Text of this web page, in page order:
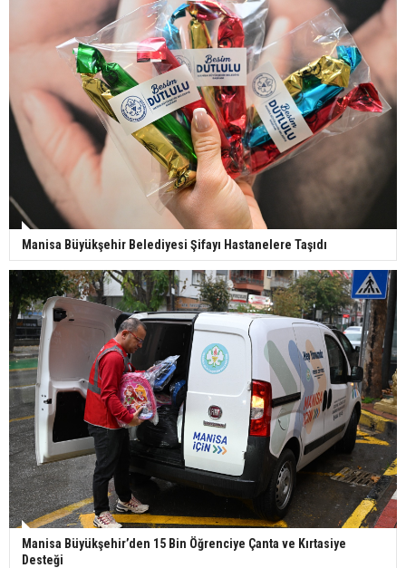
Manisa Büyükşehir Belediyesi Şifayı Hastanelere Taşıdı
Manisa Büyükşehir’den 15 Bin Öğrenciye Çanta ve Kırtasiye
Desteği